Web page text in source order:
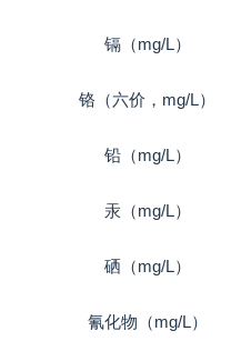
镉（mg/L）
铬（六价，mg/L）
铅（mg/L）
汞（mg/L）
硒（mg/L）
氰化物（mg/L）